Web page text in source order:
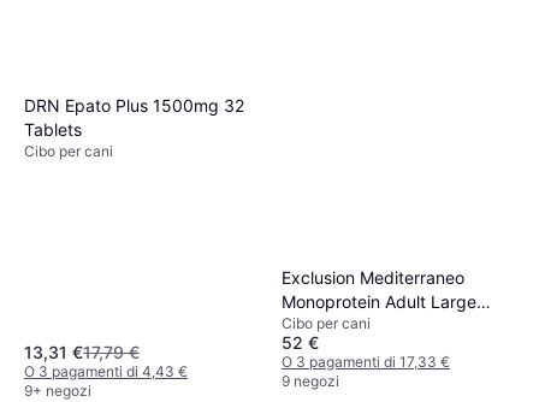
DRN Epato Plus 1500mg 32
Tablets
Cibo per cani
13,31 €17,79 €
O 3 pagamenti di 4,43 €
9+ negozi
Exclusion Mediterraneo
Monoprotein Adult Large
Breed con Manzo - 12 kg
Cibo per cani
52 €
O 3 pagamenti di 17,33 €
9 negozi